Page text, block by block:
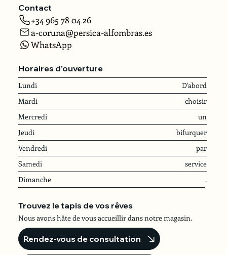
Contact
+34 965 78 04 26
a-coruna@persica-alfombras.es
WhatsApp
Horaires d'ouverture
Lundi
D'abord
Mardi
choisir
Mercredi
un
Jeudi
bifurquer
Vendredi
par
Samedi
service
Dimanche
.
Trouvez le tapis de vos rêves
Nous avons hâte de vous accueillir dans notre magasin.
Rendez-vous de consultation